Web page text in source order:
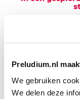
Preludium.nl
We gebruiken
We delen deze
In de doorgaans
Fitzenhagen
snelletriolen in de